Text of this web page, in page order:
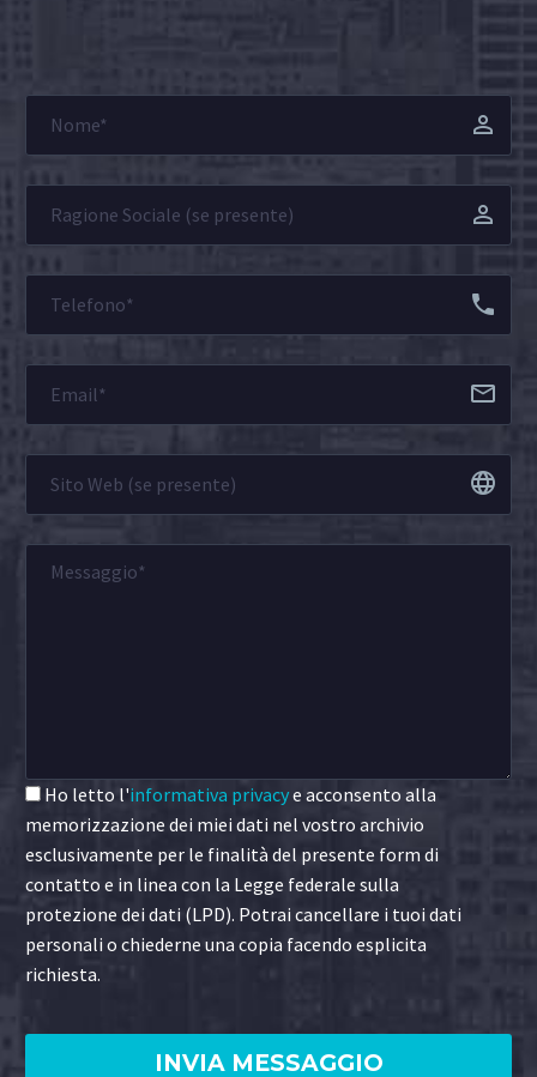
Ho letto l'informativa privacye acconsento alla
memorizzazione dei miei dati nel vostro archivio
esclusivamente per le finalità del presente form di
contatto e in linea con la Legge federale sulla
protezione dei dati (LPD). Potrai cancellare i tuoi dati
personali o chiederne una copia facendo esplicita
richiesta.